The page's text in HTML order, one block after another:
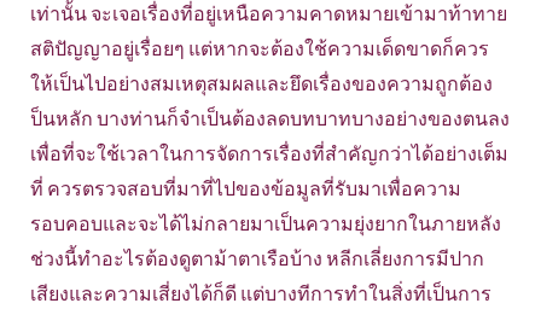
เท่านั้น จะเจอเรื่องที่อยู่เหนือความคาดหมายเข้ามาท้าทาย
สติปัญญาอยู่เรื่อยๆ แต่หากจะต้องใช้ความเด็ดขาดก็ควร
ให้เป็นไปอย่างสมเหตุสมผลและยึดเรื่องของความถูกต้อง
ป็นหลัก บางท่านก็จำเป็นต้องลดบทบาทบางอย่างของตนลง
เพื่อที่จะใช้เวลาในการจัดการเรื่องที่สำคัญกว่าได้อย่างเต็ม
ที่ ควรตรวจสอบที่มาที่ไปของข้อมูลที่รับมาเพื่อความ
รอบคอบและจะได้ไม่กลายมาเป็นความยุ่งยากในภายหลัง
ช่วงนี้ทำอะไรต้องดูตาม้าตาเรือบ้าง หลีกเลี่ยงการมีปาก
เสียงและความเสี่ยงได้ก็ดี แต่บางทีการทำในสิ่งที่เป็นการ